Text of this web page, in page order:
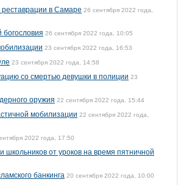
реставрации в Самаре 26 сентября 2022 года,
26 сентября 2022 года, 10:05
23 сентября 2022 года, 16:53
23 сентября 2022 года, 14:58
со смертью девушки в полиции 23
оружия 22 сентября 2022 года, 15:44
мобилизации 22 сентября 2022 года,
2022 года, 17:50
от уроков на время пятничной
банкинга 20 сентября 2022 года, 10:00